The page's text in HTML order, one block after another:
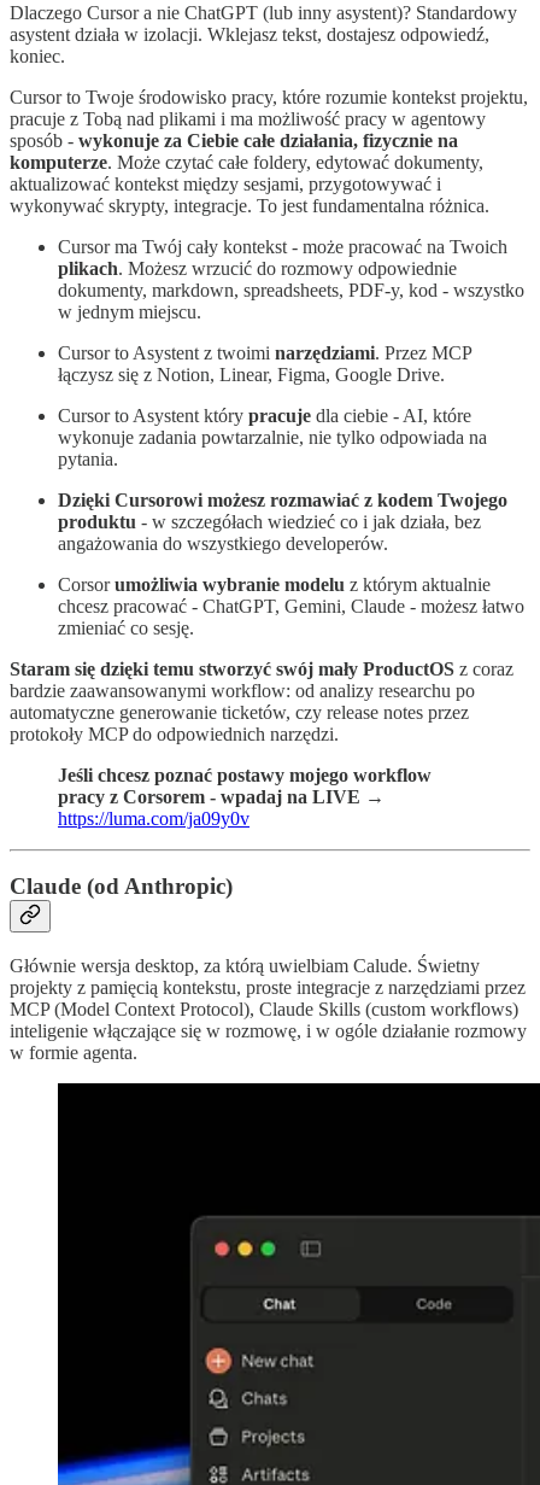
Dlaczego Cursor a nie ChatGPT (lub inny asystent)? Standardowy
asystent działa w izolacji. Wklejasz tekst, dostajesz odpowiedź,
koniec.
Cursor to Twoje środowisko pracy, które rozumie kontekst projektu,
pracuje z Tobą nad plikami i ma możliwość pracy w agentowy
sposób - wykonuje za Ciebie całe działania, fizycznie na
komputerze. Może czytać całe foldery, edytować dokumenty,
aktualizować kontekst między sesjami, przygotowywać i
wykonywać skrypty, integracje. To jest fundamentalna różnica.
Cursor ma Twój cały kontekst - może pracować na Twoich
plikach. Możesz wrzucić do rozmowy odpowiednie
dokumenty, markdown, spreadsheets, PDF-y, kod - wszystko
w jednym miejscu.
Cursor to Asystent z twoimi narzędziami. Przez MCP
łączysz się z Notion, Linear, Figma, Google Drive.
Cursor to Asystent który pracuje dla ciebie - AI, które
wykonuje zadania powtarzalnie, nie tylko odpowiada na
pytania.
Dzięki Cursorowi możesz rozmawiać z kodem Twojego
produktu - w szczegółach wiedzieć co i jak działa, bez
angażowania do wszystkiego developerów.
Corsorumożliwia wybranie modelu z którym aktualnie
chcesz pracować - ChatGPT, Gemini, Claude - możesz łatwo
zmieniać co sesję.
Staram się dzięki temu stworzyć swój mały ProductOS z coraz
bardzie zaawansowanymi workflow: od analizy researchu po
automatyczne generowanie ticketów, czy release notes przez
protokoły MCP do odpowiednich narzędzi.
Jeśli chcesz poznać postawy mojego workflow
pracy z Corsorem - wpadaj na LIVE →
https://luma.com/ja09y0v
Claude (od Anthropic)
Głównie wersja desktop, za którą uwielbiam Calude. Świetny
projekty z pamięcią kontekstu, proste integracje z narzędziami przez
MCP (Model Context Protocol), Claude Skills (custom workflows)
inteligenie włączające się w rozmowę, i w ogóle działanie rozmowy
w formie agenta.